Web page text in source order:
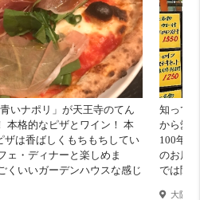
が多くあります。
屋さんで有名な「新世界」があ
8 点
キッチンです。
料理をするのに時間がかかりそ
12 点
写真です。
いナポリ」が天王寺のてん
本格的なピザとワイン！ 本
ザは香ばしくもちもちしてい
ェ・ディナーと楽しめま
くいいガーデンハウスな感じ
知って
から愛
100年
のお店
では聞
大阪市